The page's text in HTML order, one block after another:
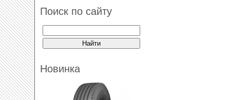
Поиск по сайту
Новинка